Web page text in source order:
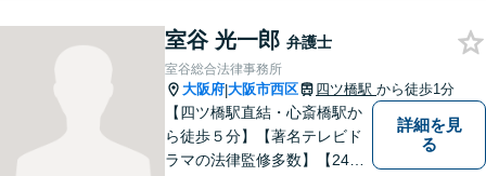
室谷 光一郎 弁護士
室谷総合法律事務所
大阪府|大阪市西区 四ツ橋駅 から徒歩1分
【四ツ橋駅直結・心斎橋駅か
ら徒歩５分】【著名テレビド
ラマの法律監修多数】【24時
詳細を見
る